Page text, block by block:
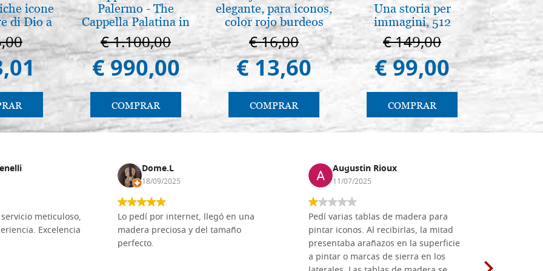
icone
di Dio a
2019)
Palermo - The
Cappella Palatina in
Palermo
€ 1.100,00
€ 990,00
COMPRAR
elegante, para iconos,
color rojo burdeos
€ 16,00
€ 13,60
COMPRAR
Una storia per
immagini, 512
páginas
€ 149,00
€ 99,00
COMPRAR
€
€
meticuloso,
Excelencia
Dome.L
18/09/2025
Lo pedí por internet, llegó en una
madera preciosa y del tamaño
perfecto.
Augustin Rioux
11/07/2025
Pedí varias tablas de madera para
pintar iconos. Al recibirlas, la mitad
presentaba arañazos en la superficie
a pintar o marcas de sierra en los